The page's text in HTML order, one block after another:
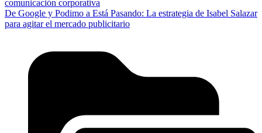
comunicación corporativa
De Google y Podimo a Está Pasando: La estrategia de Isabel Salazar
para agitar el mercado publicitario